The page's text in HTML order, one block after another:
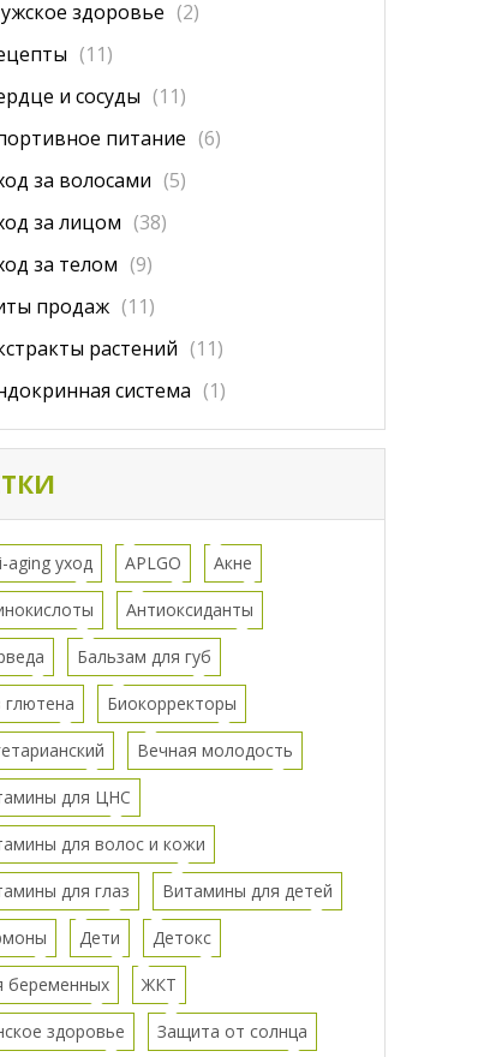
здоровье (2)
(11)
и сосуды (11)
питание (6)
за волосами (5)
за лицом (38)
за телом (9)
продаж (11)
растений (11)
система (1)
aging уход APLGO Акне
Антиоксиданты
Бальзам для губ
глютена Биокорректоры
Вечная молодость
для ЦНС
для волос и кожи
для глаз Витамины для детей
Дети Детокс
беременных ЖКТ
здоровье Защита от солнца